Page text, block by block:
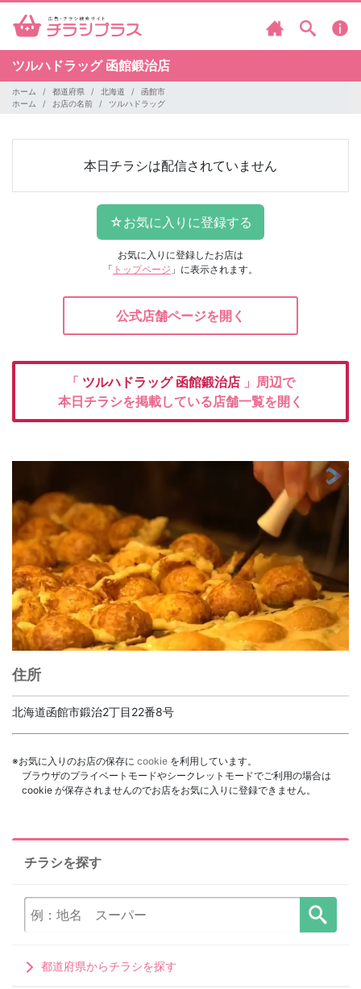
ツルハドラッグ 函館鍛治店
ホーム 都道府県 北海道
函館市
ホーム
お店の名前 ツルハドラッグ
本日チラシは配信されていません
お気に入りに登録したお店は
「 トップページ 」に表示されます。
公式店舗ページを開く
「 ツルハドラッグ 函館鍛治店 」周辺で
本日チラシを掲載している店舗一覧を開く
住所
北海道函館市鍛治2丁目22番8号
※お気に入りのお店の保存に cookie を利用しています。
ブラウザのプライベートモードやシークレットモードでご利用の場合は
cookie が保存されませんのでお店をお気に入りに登録できません。
チラシを探す
都道府県からチラシを探す